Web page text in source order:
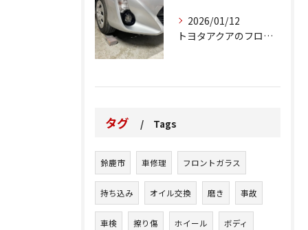
2026/01/12
トヨタアクアのフロントバンパーの右下側を縁石にぶつけてできた...
タグ Tags
鈴鹿市 車修理 フロントガラス
持ち込み オイル交換 磨き 事故
車検 擦り傷 ホイール ボディ